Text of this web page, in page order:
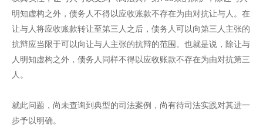
明知虚构之外，债务人不得以应收账款不存在为由对抗让与人。在
让与人将应收账款转让至第三人之后，债务人可以向第三人主张的
抗辩应当限于可以向让与人主张的抗辩的范围。也就是说，除让与
人明知虚构之外，债务人同样不得以应收账款不存在为由对抗第三
人。
就此问题，尚未查询到典型的司法案例，尚有待司法实践对其进一
步予以明确。